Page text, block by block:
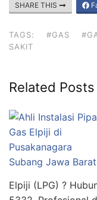
SHARE THIS
TAGS: #GAS
SAKIT
Related Posts
Elpiji (LPG) ?